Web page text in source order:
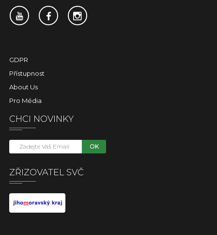
GDPR
Přístupnost
About Us
Pro Média
CHCI NOVINKY
OK
ZŘIZOVATEL SVČ